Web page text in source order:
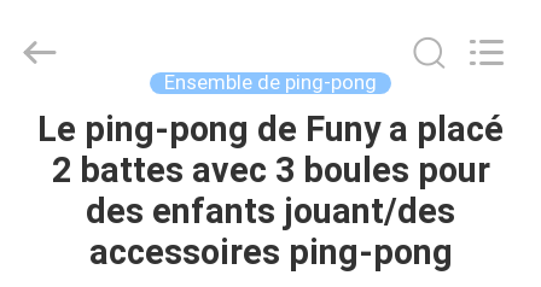
MAISON
Dunya
Sports
Ensemble de ping-pong
Le ping-pong de Funy a placé
2 battes avec 3 boules pour
des enfants jouant/des
accessoires ping-pong